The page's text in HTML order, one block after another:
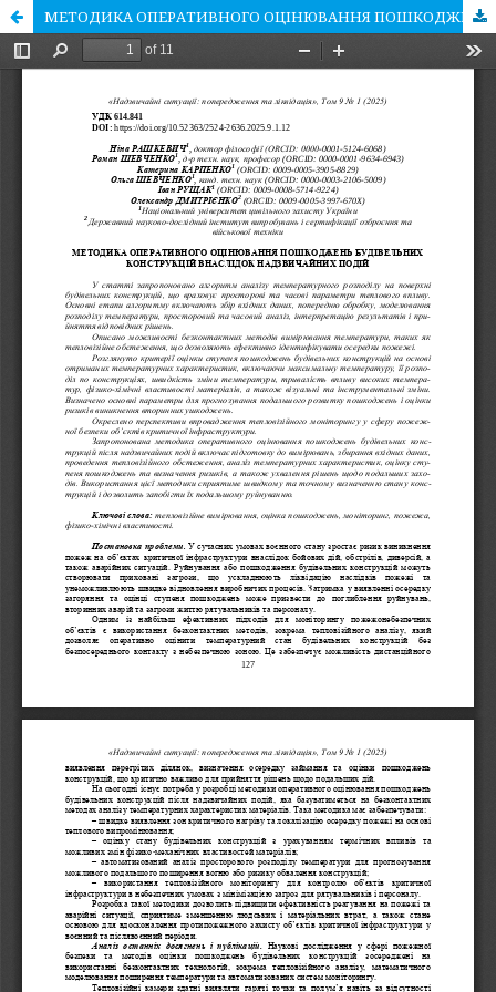
МЕТОДИКА ОПЕРАТИВНОГО ОЦІНЮВАННЯ ПОШКОДЖЕНЬ БУДІВЕЛЬНИХ КОНСТРУКЦІЙ ВНАСЛІДОК НАДЗВИЧАЙНИХ ПОДІЙ